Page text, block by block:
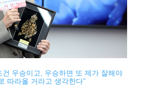
건 우승이고, 우승하면 또 제가 잘해야
따라올 거라고 생각한다”